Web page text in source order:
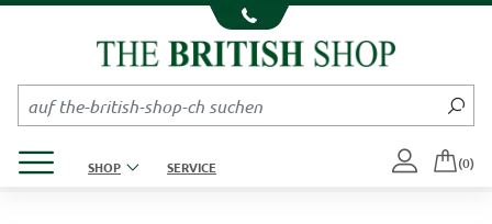
Kompletten Head der Seite überspringen
SHOP SERVICE (0)